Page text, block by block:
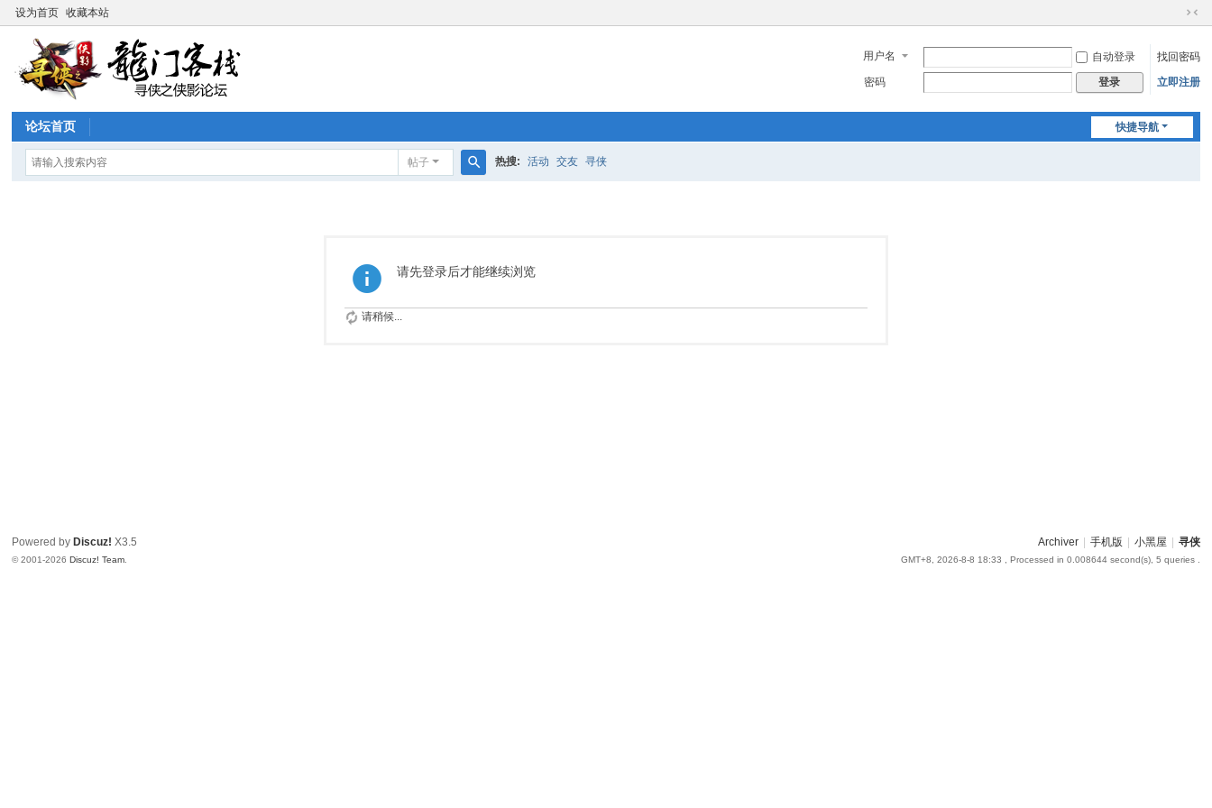
设为首页 收藏本站
切
到
窄
用户名 自动登录
找回密码
密码
登录 立即注册
快捷导航
论坛首页
帖子 热搜: 活动 交友 寻侠
请先登录后才能继续浏览
请稍候...
Archiver 手机版 小黑屋 寻侠
GMT+8, 2026-8-8 18:33 , Processed in 0.008644 second(s), 5 queries .
Powered by Discuz! X3.5
© 2001-2026Discuz! Team